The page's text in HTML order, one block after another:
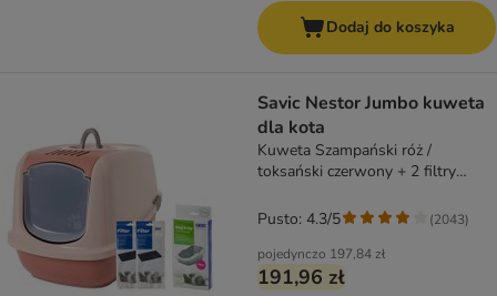
Dodaj do koszyka
Savic Nestor Jumbo kuweta
dla kota
Kuweta Szampański róż /
toksański czerwony + 2 filtry
pojedynczo 197,84 zł
191,96 zł
Pusto: 4.3/5 (2043)